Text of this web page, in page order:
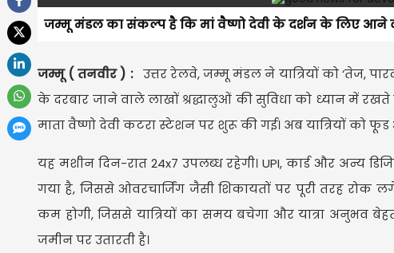
जम्मू मंडल का संकल्प है कि मां वैष्णो देवी के दर्शन के लिए आने
जम्मू ( तनवीर ) : उत्तर रेलवे, जम्मू मंडल ने यात्रियों को ‘तेज,
के दरबार जाने वाले लाखों श्रद्धालुओं की सुविधा को ध्यान में
माता वैष्णो देवी कटरा स्टेशन पर शुरू की गई। अब यात्रियों को
यह मशीन दिन-रात 24x7 उपलब्ध रहेगी। UPI, कार्ड और अन्य
गया है, जिससे ओवरचार्जिंग जैसी शिकायतों पर पूरी तरह रोक
कम होगी, जिससे यात्रियों का समय बचेगा और यात्रा अनुभव
जमीन पर उतारती है।